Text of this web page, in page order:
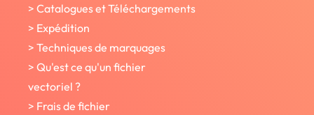
> Catalogues et Téléchargements
> Expédition
> Techniques de marquages
> Qu'est ce qu'un fichier
vectoriel ?
> Frais de fichier